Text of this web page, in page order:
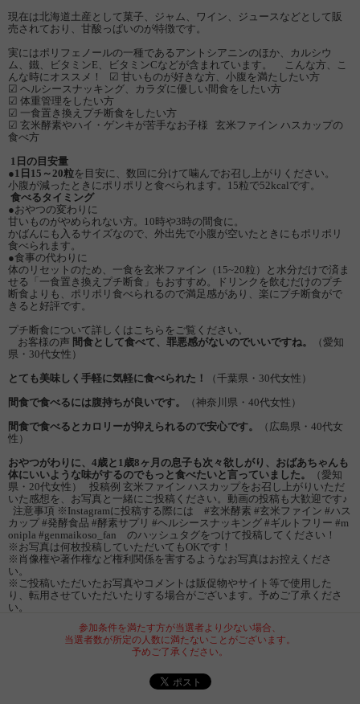
現在は北海道土産として菓子、ジャム、ワイン、ジュースなどとして販
売されており、甘酸っぱいのが特徴です。
実にはポリフェノールの一種であるアントシアニンのほか、カルシウ
ム、鐵、ビタミンE、ビタミンCなどが含まれています。 こんな方、こ
んな時にオススメ！ ☑ 甘いものが好きな方、小腹を満たしたい方
☑ ヘルシースナッキング、カラダに優しい間食をしたい方
☑ 体重管理をしたい方
☑ 一食置き換えプチ断食をしたい方
☑ 玄米酵素やハイ・ゲンキが苦手なお子様 玄米ファイン ハスカップの
食べ方
1日の目安量
●1日15～20粒を目安に、数回に分けて噛んでお召し上がりください。
小腹が減ったときにポリポリと食べられます。15粒で52kcalです。
食べるタイミング
●おやつの変わりに
甘いものがやめられない方。10時や3時の間食に。
かばんにも入るサイズなので、外出先で小腹が空いたときにもポリポリ
食べられます。
●食事の代わりに
体のリセットのため、一食を玄米ファイン（15~20粒）と水分だけで済ま
せる「一食置き換えプチ断食」もおすすめ。ドリンクを飲むだけのプチ
断食よりも、ポリポリ食べられるので満足感があり、楽にプチ断食がで
きると好評です。
プチ断食について詳しくはこちらをご覧ください。
お客様の声 間食として食べて、罪悪感がないのでいいですね。
（愛知
県・30代女性）
とても美味しく手軽に気軽に食べられた！
（千葉県・30代女性）
間食で食べるには腹持ちが良いです。
（神奈川県・40代女性）
間食で食べるとカロリーが抑えられるので安心です。
（広島県・40代女
性）
おやつがわりに、4歳と1歳8ヶ月の息子も次々欲しがり、おばあちゃんも
体にいいような味がするのでもっと食べたいと言っていました。
（愛知
県・20代女性） 投稿例 玄米ファイン ハスカップをお召し上がりいただ
いた感想を、お写真と一緒にご投稿ください。動画の投稿も大歓迎です♪
注意事項 ※Instagramに投稿する際には #玄米酵素 #玄米ファイン #ハス
カップ #発酵食品 #酵素サプリ #ヘルシースナッキング #ギルトフリー #m
onipla #genmaikoso_fan のハッシュタグをつけて投稿してください！
※お写真は何枚投稿していただいてもOKです！
※肖像権や著作権など権利関係を害するようなお写真はお控えくださ
い。
※ご投稿いただいたお写真やコメントは販促物やサイト等で使用した
り、転用させていただいたりする場合がございます。予めご了承くださ
い。
参加条件を満たす方が当選者より少ない場合、
当選者数が所定の人数に満たないことがございます。
予めご了承ください。